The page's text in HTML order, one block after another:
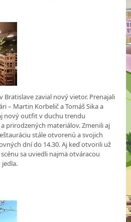
Bratislave zavial nový vietor. Prenajali
– Martin Korbelič a Tomáš Sika a
nový outfit v duchu trendu
prirodzených materiálov. Zmenili aj
stále otvorenú a svojich
dní do 14.30. Aj keď otvorili už
sa uviedli najmä otváracou